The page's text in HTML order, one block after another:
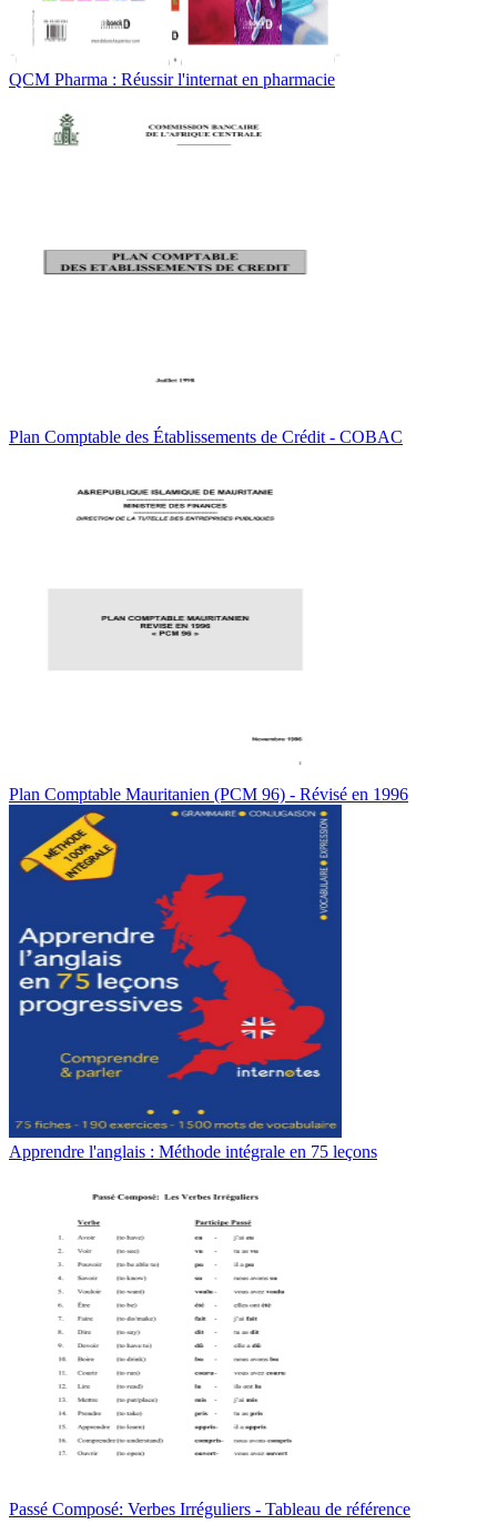
QCM Pharma : Réussir l'internat en pharmacie
Plan Comptable des Établissements de Crédit - COBAC
Plan Comptable Mauritanien (PCM 96) - Révisé en 1996
Apprendre l'anglais : Méthode intégrale en 75 leçons
Passé Composé: Verbes Irréguliers - Tableau de référence